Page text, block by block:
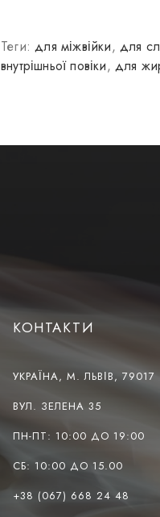
Теги:для міжвійки,для
внутрішньої повіки,для
КОНТАКТИ
УКРАЇНА, М. ЛЬВІВ, 79017
ВУЛ. ЗЕЛЕНА 35
ПН-ПТ: 10:00 ДО 19:00
СБ: 10:00 ДО 15.00
+38 (067) 668 24 48